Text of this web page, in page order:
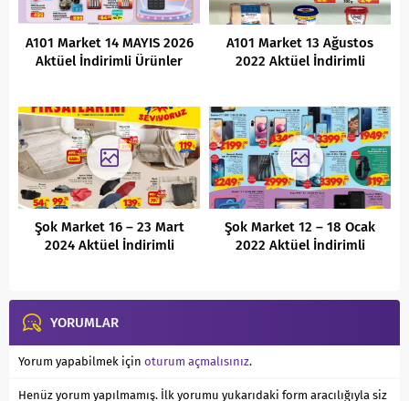
A101 Market 14 MAYIS 2026
Aktüel İndirimli Ürünler
A101 Market 13 Ağustos
2022 Aktüel İndirimli
Şok Market 16 – 23 Mart
2024 Aktüel İndirimli
Şok Market 12 – 18 Ocak
2022 Aktüel İndirimli
YORUMLAR
Yorum yapabilmek için oturum açmalısınız.
Henüz yorum yapılmamış. İlk yorumu yukarıdaki form aracılığıyla siz